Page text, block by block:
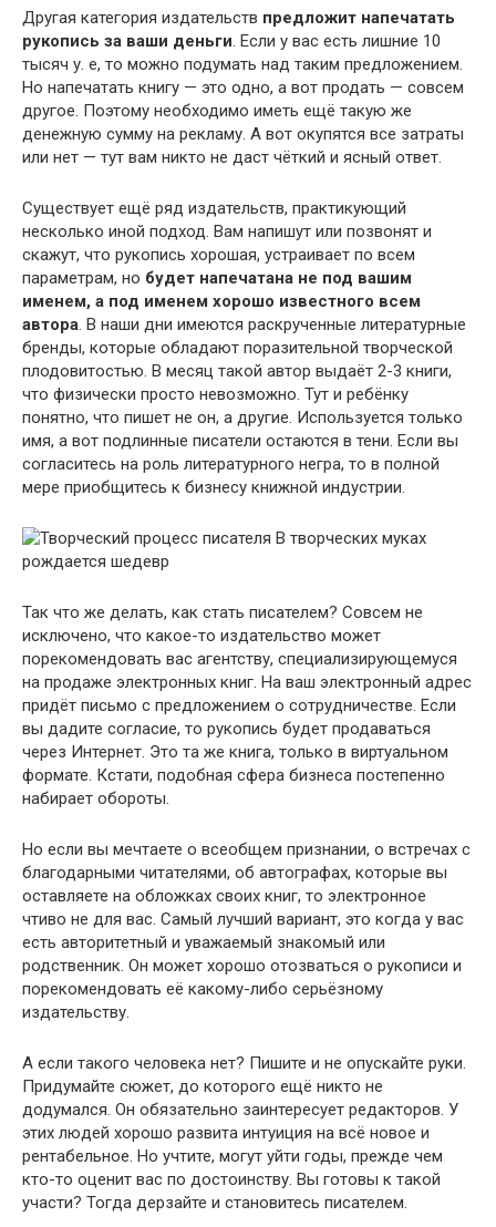
Другая категория издательств предложит напечатать
рукопись за ваши деньги. Если у вас есть лишние 10
тысяч у. е, то можно подумать над таким предложением.
Но напечатать книгу — это одно, а вот продать — совсем
другое. Поэтому необходимо иметь ещё такую же
денежную сумму на рекламу. А вот окупятся все затраты
или нет — тут вам никто не даст чёткий и ясный ответ.
Существует ещё ряд издательств, практикующий
несколько иной подход. Вам напишут или позвонят и
скажут, что рукопись хорошая, устраивает по всем
параметрам, но будет напечатана не под вашим
именем, а под именем хорошо известного всем
автора. В наши дни имеются раскрученные литературные
бренды, которые обладают поразительной творческой
плодовитостью. В месяц такой автор выдаёт 2-3 книги,
что физически просто невозможно. Тут и ребёнку
понятно, что пишет не он, а другие. Используется только
имя, а вот подлинные писатели остаются в тени. Если вы
согласитесь на роль литературного негра, то в полной
мере приобщитесь к бизнесу книжной индустрии.
В творческих муках
рождается шедевр
Так что же делать, как стать писателем? Совсем не
исключено, что какое-то издательство может
порекомендовать вас агентству, специализирующемуся
на продаже электронных книг. На ваш электронный адрес
придёт письмо с предложением о сотрудничестве. Если
вы дадите согласие, то рукопись будет продаваться
через Интернет. Это та же книга, только в виртуальном
формате. Кстати, подобная сфера бизнеса постепенно
набирает обороты.
Но если вы мечтаете о всеобщем признании, о встречах с
благодарными читателями, об автографах, которые вы
оставляете на обложках своих книг, то электронное
чтиво не для вас. Самый лучший вариант, это когда у вас
есть авторитетный и уважаемый знакомый или
родственник. Он может хорошо отозваться о рукописи и
порекомендовать её какому-либо серьёзному
издательству.
А если такого человека нет? Пишите и не опускайте руки.
Придумайте сюжет, до которого ещё никто не
додумался. Он обязательно заинтересует редакторов. У
этих людей хорошо развита интуиция на всё новое и
рентабельное. Но учтите, могут уйти годы, прежде чем
кто-то оценит вас по достоинству. Вы готовы к такой
участи? Тогда дерзайте и становитесь писателем.